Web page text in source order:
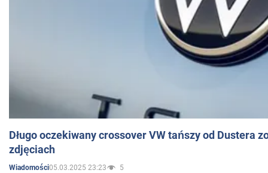
Długo oczekiwany crossover VW tańszy od Dustera
zdjęciach
Wiadomości05.03.2025 23:23 5